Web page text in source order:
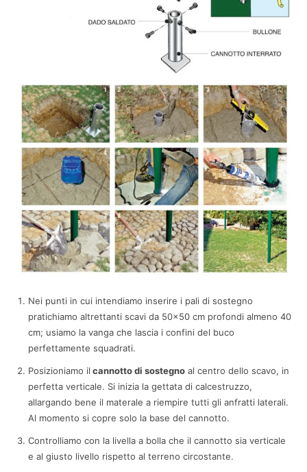
Nei punti in cui intendiamo inserire i pali di sostegno
pratichiamo altrettanti scavi da 50×50 cm profondi almeno 40
cm; usiamo la vanga che lascia i confini del buco
perfettamente squadrati.
Posizioniamo il cannotto di sostegno al centro dello scavo, in
perfetta verticale. Si inizia la gettata di calcestruzzo,
allargando bene il materale a riempire tutti gli anfratti laterali.
Al momento si copre solo la base del cannotto.
Controlliamo con la livella a bolla che il cannotto sia verticale
e al giusto livello rispetto al terreno circostante.